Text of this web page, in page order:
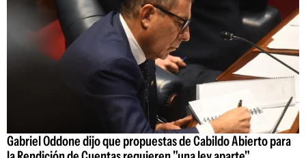
Gabriel Oddone dijo que propuestas de Cabildo Abierto para